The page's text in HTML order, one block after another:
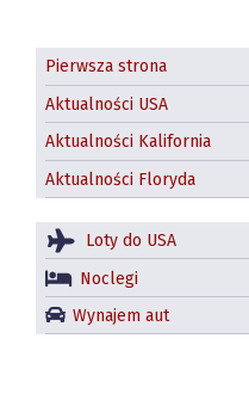
Pierwsza strona
Aktualności USA
Aktualności Kalifornia
Aktualności Floryda
Loty do USA
Noclegi
Wynajem aut